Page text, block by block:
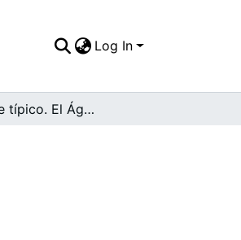
Log In
Transporte típico. El Águila